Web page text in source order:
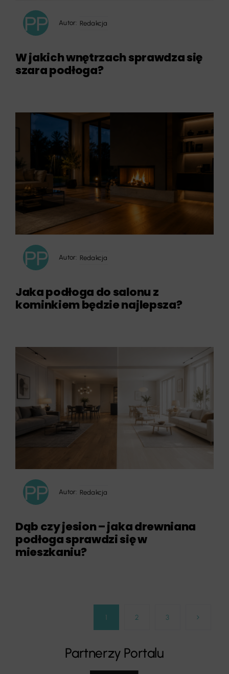
Autor: Redakcja
W jakich wnętrzach sprawdza się
szara podłoga?
Autor: Redakcja
Jaka podłoga do salonu z
kominkiem będzie najlepsza?
Autor: Redakcja
Dąb czy jesion – jaka drewniana
podłoga sprawdzi się w
mieszkaniu?
1 2 3
Partnerzy Portalu